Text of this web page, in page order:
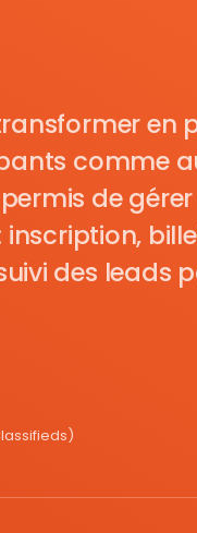
en
comme
de gérer
des leads